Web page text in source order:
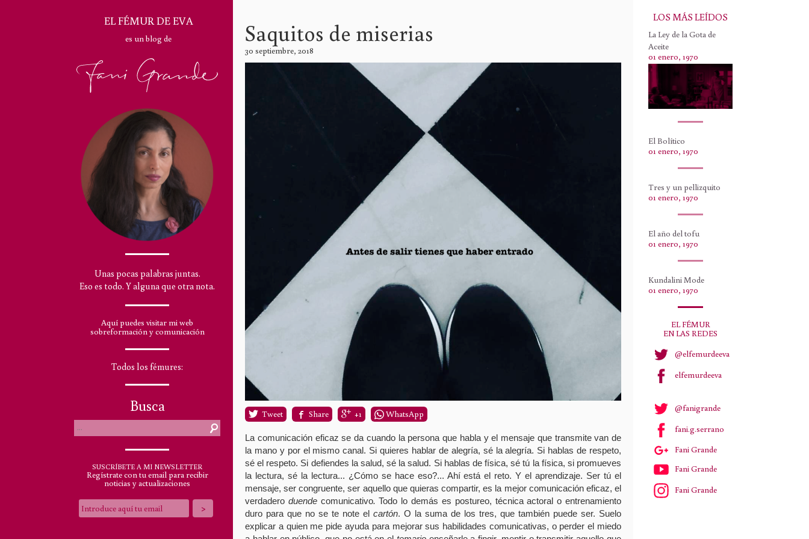
EL FÉMUR DE EVA
es un blog de
Unas pocas palabras juntas.
Eso es todo. Y alguna que otra nota.
Aquí puedes visitar mi web
sobreformación y comunicación
Todos los fémures:
Busca
SUSCRÍBETE A MI NEWSLETTER
Regístrate con tu email para recibir
noticias y actualizaciones
Saquitos de miserias
30 septiembre, 2018
Tweet Share +1 WhatsApp
La comunicación eficaz se da cuando la persona que habla y el mensaje que transmite van de
la mano y por el mismo canal. Si quieres hablar de alegría, sé la alegría. Si hablas de respeto,
sé el respeto. Si defiendes la salud, sé la salud. Si hablas de física, sé tú la física, si promueves
la lectura, sé la lectura... ¿Cómo se hace eso?... Ahí está el reto. Y el aprendizaje. Ser tú el
mensaje, ser congruente, ser aquello que quieras compartir, es la mejor comunicación eficaz, el
verdadero duende comunicativo.Todo lo demás es postureo, técnica actoral o entrenamiento
duro para que no se te note el cartón. O la suma de los tres, que también puede ser. Suelo
explicar a quien me pide ayuda para mejorar sus habilidades comunicativas, o perder el miedo
LOS MÁS LEÍDOS
La Ley de la Gota de
Aceite
01 enero, 1970
El Bolítico
01 enero, 1970
Tres y un pellizquito
01 enero, 1970
El año del tofu
01 enero, 1970
Kundalini Mode
01 enero, 1970
EL FÉMUR
EN LAS REDES
@elfemurdeeva
elfemurdeeva
@fanigrande
fani.g.serrano
Fani Grande
Fani Grande
Fani Grande